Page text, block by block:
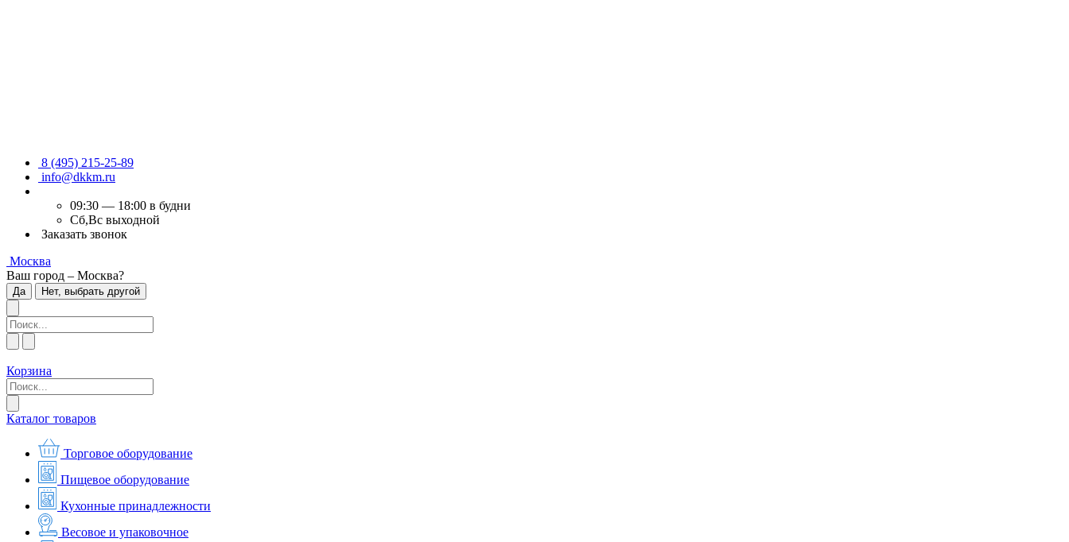
8 (495) 215-25-89
info@dkkm.ru
09:30 — 18:00 в будни
Сб,Вс выходной
Заказать звонок
Москва
Ваш город – Москва?
Да Нет, выбрать другой
Корзина
Каталог товаров
Торговое оборудование
Пищевое оборудование
Кухонные принадлежности
Весовое и упаковочное